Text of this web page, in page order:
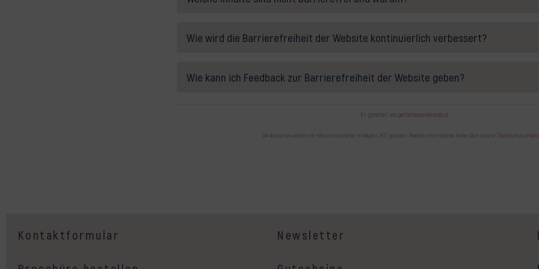
Wie wird die Barrierefreiheit der Website kontinuierlich verbessert?
Wie kann ich Feedback zur Barrierefreiheit der Website geben?
KI-generiert von performance4brands.ai
Die Antworten werden mit Hilfe von künstlicher Intelligenz (KI) generiert. Weitere Informationen finden Sie in unserer
Kontaktformular Newsletter